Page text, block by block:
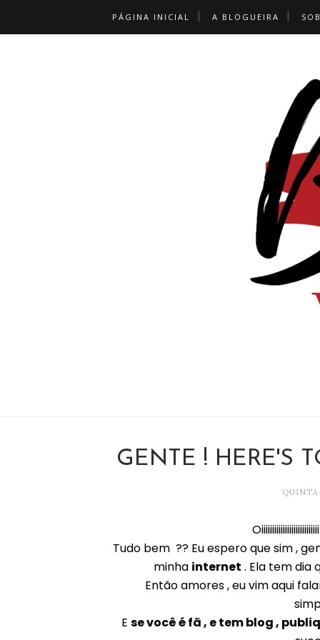
PÁGINA INICIAL A BLOGUEIRA
GENTE ! HERE'S
Tudo bem ?? Eu espero que sim ,
minha internet . Ela tem dia
Então amores , eu vim aqui
E se você é fã , e tem blog ,